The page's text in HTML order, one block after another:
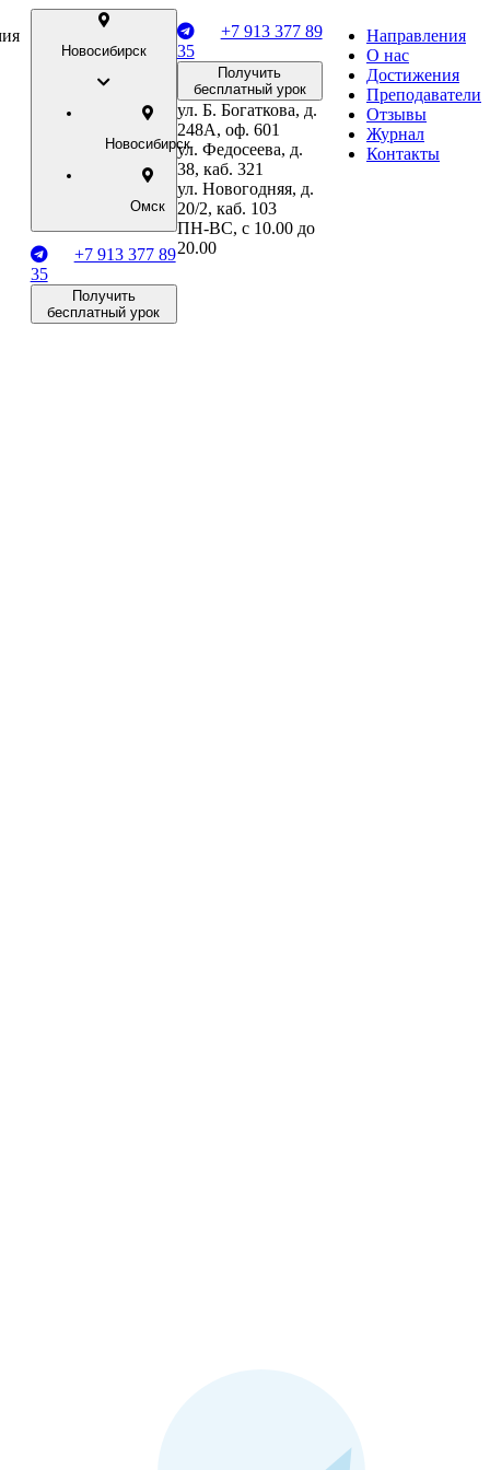
Новосибирск
Новосибирск
Омск
+7 913 377 89
35
Получить
бесплатный урок
+7 913 377 89
35
Получить
бесплатный урок
ул. Б. Богаткова, д.
248А, оф. 601
ул. Федосеева, д.
38, каб. 321
ул. Новогодняя, д.
20/2, каб. 103
ПН-ВС, с 10.00 до
20.00
Направления
О нас
Достижения
Преподаватели
Отзывы
Журнал
Контакты